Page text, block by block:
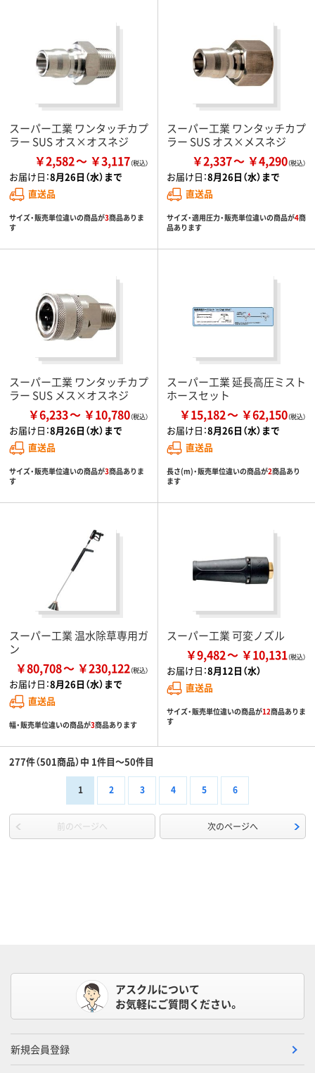
スーパー工業 ワンタッチカプ
ラー SUS オス×オスネジ
￥2,582 ￥3,117
お届け日：8月26日（水）まで
直送品
サイズ・販売単位違いの商品が3商品ありま
す
スーパー工業 ワンタッチカプ
ラー SUS オス×メスネジ
￥2,337 ￥4,290
お届け日：8月26日（水）まで
直送品
サイズ・適用圧力・販売単位違いの商品が4商
品あります
スーパー工業 ワンタッチカプ
ラー SUS メス×オスネジ
￥6,233 ￥10,780
お届け日：8月26日（水）まで
直送品
サイズ・販売単位違いの商品が3商品ありま
す
スーパー工業 延長高圧ミスト
ホースセット
￥15,182 ￥62,150
お届け日：8月26日（水）まで
直送品
長さ(m)・販売単位違いの商品が2商品あり
ます
スーパー工業 温水除草専用ガ
ン
￥80,708 ￥230,122
お届け日：8月26日（水）まで
直送品
幅・販売単位違いの商品が3商品あります
スーパー工業 可変ノズル
￥9,482 ￥10,131
お届け日：8月12日（水）
直送品
サイズ・販売単位違いの商品が12商品ありま
す
277件（501商品）中 1件目～50件目
1 2 3 4 5 6
前のページへ 次のページへ
アスクルについて
お気軽にご質問ください。
新規会員登録